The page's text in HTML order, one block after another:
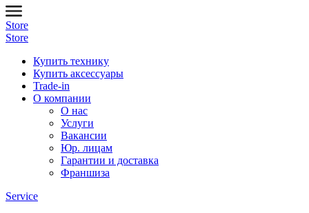
Store
Store
Купить технику
Купить аксессуары
Trade-in
О компании
О нас
Услуги
Вакансии
Юр. лицам
Гарантии и доставка
Франшиза
Service